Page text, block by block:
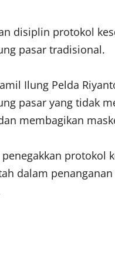
disiplin protokol
pasar tradisional.
Ilung Pelda
pasar yang tidak
membagikan
penegakkan protokol
dalam